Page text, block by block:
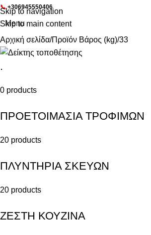
Skip to navigation
Skip to main content
📞 +306945550406
Menu
Αρχική σελίδα Προϊόν Βάρος (kg) 33
.
0 products
ΠΡΟΕΤΟΙΜΑΣΙΑ ΤΡΟΦΙΜΩΝ
20 products
ΠΛΥΝΤΗΡΙΑ ΣΚΕΥΩΝ
20 products
ΖΕΣΤΗ ΚΟΥΖΙΝΑ